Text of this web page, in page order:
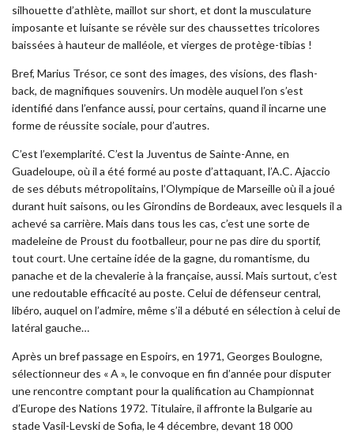
silhouette d’athlète, maillot sur short, et dont la musculature
imposante et luisante se révèle sur des chaussettes tricolores
baissées à hauteur de malléole, et vierges de protège-tibias !
Bref, Marius Trésor, ce sont des images, des visions, des flash-
back, de magnifiques souvenirs. Un modèle auquel l’on s’est
identifié dans l’enfance aussi, pour certains, quand il incarne une
forme de réussite sociale, pour d’autres.
C’est l’exemplarité. C’est la Juventus de Sainte-Anne, en
Guadeloupe, où il a été formé au poste d’attaquant, l’A.C. Ajaccio
de ses débuts métropolitains, l’Olympique de Marseille où il a joué
durant huit saisons, ou les Girondins de Bordeaux, avec lesquels il a
achevé sa carrière. Mais dans tous les cas, c’est une sorte de
madeleine de Proust du footballeur, pour ne pas dire du sportif,
tout court. Une certaine idée de la gagne, du romantisme, du
panache et de la chevalerie à la française, aussi. Mais surtout, c’est
une redoutable efficacité au poste. Celui de défenseur central,
libéro, auquel on l’admire, même s’il a débuté en sélection à celui de
latéral gauche…
Après un bref passage en Espoirs, en 1971, Georges Boulogne,
sélectionneur des « A », le convoque en fin d’année pour disputer
une rencontre comptant pour la qualification au Championnat
d’Europe des Nations 1972. Titulaire, il affronte la Bulgarieau
stade Vasil-Levski de Sofia, le 4 décembre, devant 18 000